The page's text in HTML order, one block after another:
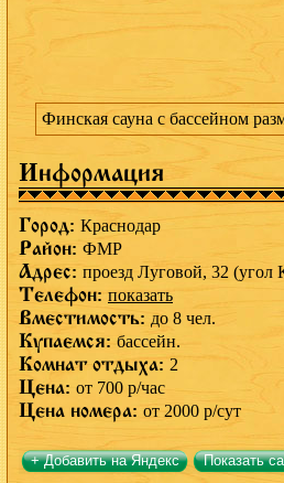
Финская сауна с бассейном
Информация
Город: Краснодар
Район: ФМР
Адрес: проезд Луговой, 32 (угол
Телефон: показать
Вместимость: до 8 чел.
Купаемся: бассейн.
Комнат отдыха: 2
Цена: от 700 р/час
Цена номера: от 2000 р/сут
+ Добавить на Яндекс Показать